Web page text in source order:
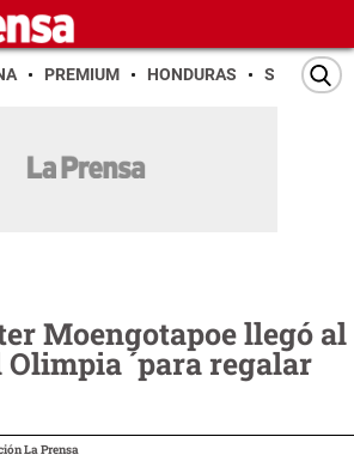
PREMIUM HONDURAS SAN PEDRO
Moengotapoe llegó al
´para regalar
La Prensa